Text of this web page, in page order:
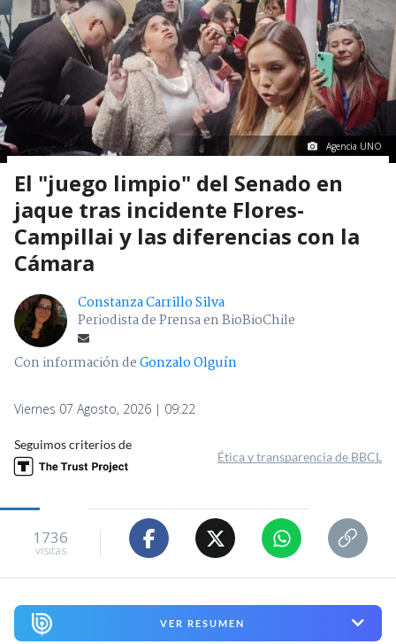
Agencia UNO
El "juego limpio" del Senado en
jaque tras incidente Flores-
Campillai y las diferencias con la
Cámara
Constanza Carrillo Silva
Periodista de Prensa en BioBioChile
Con información deGonzalo Olguín
Viernes 07 Agosto, 2026 | 09:22
Seguimos criterios de
Ética y transparencia de BBCL
1736
visitas
VER RESUMEN